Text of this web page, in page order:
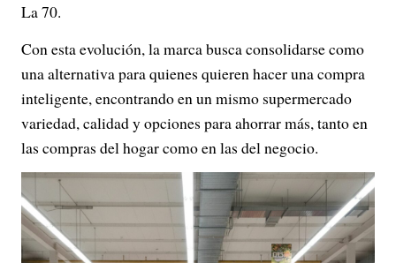
La 70.
Con esta evolución, la marca busca consolidarse como
una alternativa para quienes quieren hacer una compra
inteligente, encontrando en un mismo supermercado
variedad, calidad y opciones para ahorrar más, tanto en
las compras del hogar como en las del negocio.